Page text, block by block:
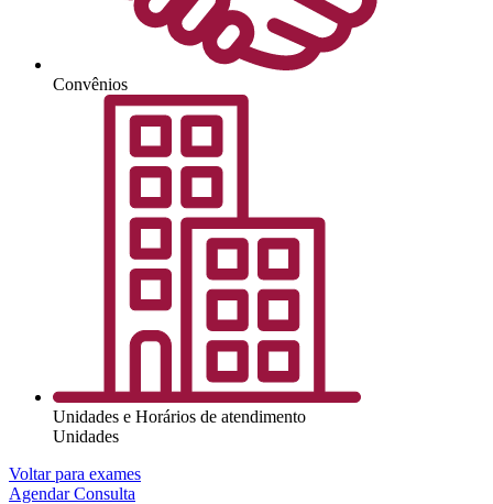
Convênios
Unidades e Horários de atendimento
Unidades
Voltar para exames
Agendar Consulta